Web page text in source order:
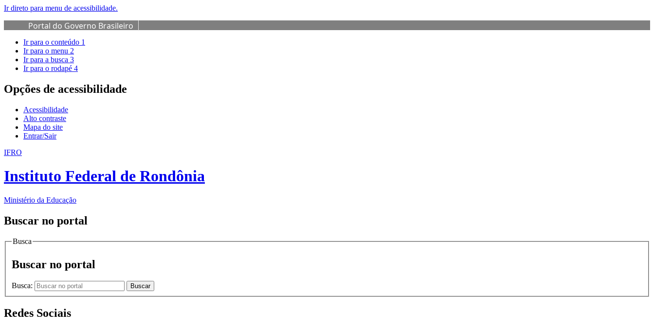
Ir direto para menu de acessibilidade.
Portal do Governo Brasileiro
Ir para o conteúdo 1
Ir para o menu 2
Ir para a busca 3
Ir para o rodapé 4
Opções de acessibilidade
Acessibilidade
Alto contraste
Mapa do site
Entrar/Sair
IFRO
Instituto Federal de Rondônia
Ministério da Educação
Buscar no portal
Busca
Buscar no portal
Busca: Buscar
Redes Sociais